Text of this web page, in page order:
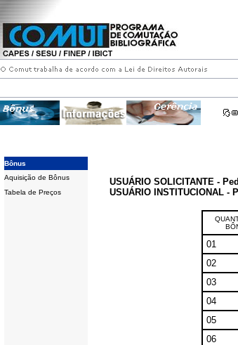
Bônus
Aquisição de Bônus
Tabela de Preços
USUÁRIO SOLICITANTE -
USUÁRIO INSTITUCIONAL
01
02
03
04
05
06